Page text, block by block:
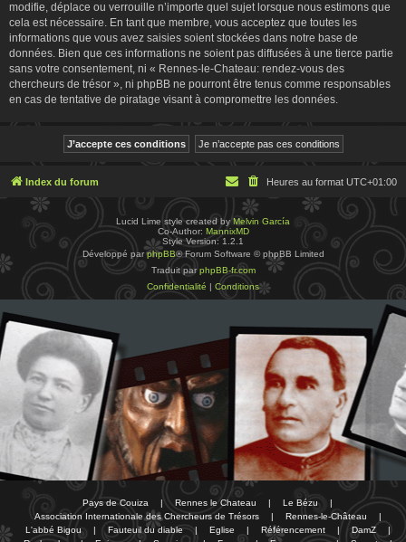
modifie, déplace ou verrouille n’importe quel sujet lorsque nous estimons que
cela est nécessaire. En tant que membre, vous acceptez que toutes les
informations que vous avez saisies soient stockées dans notre base de
données. Bien que ces informations ne soient pas diffusées à une tierce partie
sans votre consentement, ni « Rennes-le-Chateau: rendez-vous des
chercheurs de trésor », ni phpBB ne pourront être tenus comme responsables
en cas de tentative de piratage visant à compromettre les données.
Index du forum Heures au format UTC+01:00
Lucid Lime style created byMelvin García
Co-Author: MannixMD
Style Version: 1.2.1
Développé parphpBB® Forum Software © phpBB Limited
Traduit parphpBB-fr.com
Confidentialité | Conditions
Pays de Couiza | Rennes le Chateau | Le Bézu
|
Association Internationale des Chercheurs de Trésors
| Rennes-le-Château
|
L'abbé Bigou
| Fauteuil du diable | Eglise | Référencement | DamZ
|